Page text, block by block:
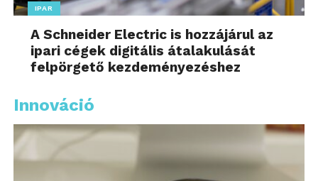
IPAR
A Schneider Electric is hozzájárul az
ipari cégek digitális átalakulását
felpörgető kezdeményezéshez
Innováció